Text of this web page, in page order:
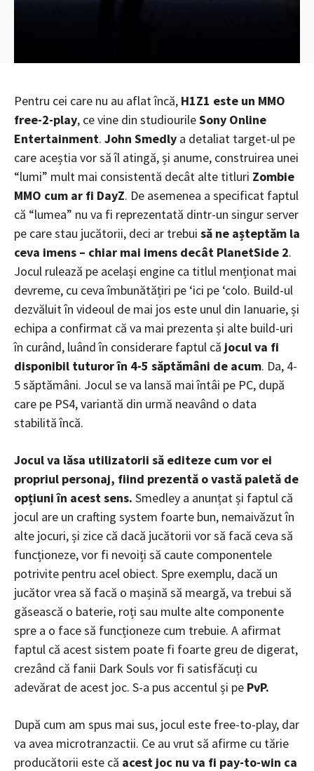
Pentru cei care nu au aflat încă, H1Z1 este un MMO
free-2-play, ce vine din studiourileSony Online
Entertainment. John Smedly a detaliat target-ul pe
care aceștia vor să îl atingă, și anume, construirea unei
“lumi” mult mai consistentă decât alte titluri Zombie
MMO cum ar fi DayZ. De asemenea a specificat faptul
că “lumea” nu va fi reprezentată dintr-un singur server
pe care stau jucătorii, deci ar trebui să ne așteptăm la
ceva imens – chiar mai imens decât PlanetSide 2.
Jocul rulează pe același engine ca titlul menționat mai
devreme, cu ceva îmbunătățiri pe ‘ici pe ‘colo. Build-ul
dezvăluit în videoul de mai jos este unul din Ianuarie, și
echipa a confirmat că va mai prezenta și alte build-uri
în curând, luând în considerare faptul că jocul va fi
disponibil tuturor în 4-5 săptămâni de acum. Da, 4-
5 săptămâni. Jocul se va lansă mai întâi pe PC, după
care pe PS4, variantă din urmă neavând o data
stabilită încă.
Jocul va lăsa utilizatorii să editeze cum vor ei
propriul personaj, fiind prezentă o vastă paletă de
opțiuni în acest sens. Smedley a anunțat și faptul că
jocul are un crafting system foarte bun, nemaivăzut în
alte jocuri, și zice că dacă jucătorii vor să facă ceva să
funcționeze, vor fi nevoiți să caute componentele
potrivite pentru acel obiect. Spre exemplu, dacă un
jucător vrea să facă o mașină să meargă, va trebui să
găsească o baterie, roți sau multe alte componente
spre a o face să funcționeze cum trebuie. A afirmat
faptul că acest sistem poate fi foarte greu de digerat,
crezând că fanii Dark Souls vor fi satisfăcuți cu
adevărat de acest joc. S-a pus accentul și pe PvP.
După cum am spus mai sus, jocul este free-to-play, dar
va avea microtranzactii. Ce au vrut să afirme cu tărie
producătorii este că acest joc nu va fi pay-to-win ca